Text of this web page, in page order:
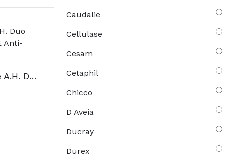
A-Derma Epitheliale A.H. Duo Creme Ultra Reparador E Anti-Marcas 100ml
Caudalie
Cellulase
Cesam
Cetaphil
Chicco
D Aveia
Ducray
Durex